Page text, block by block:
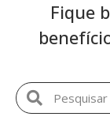
Fique